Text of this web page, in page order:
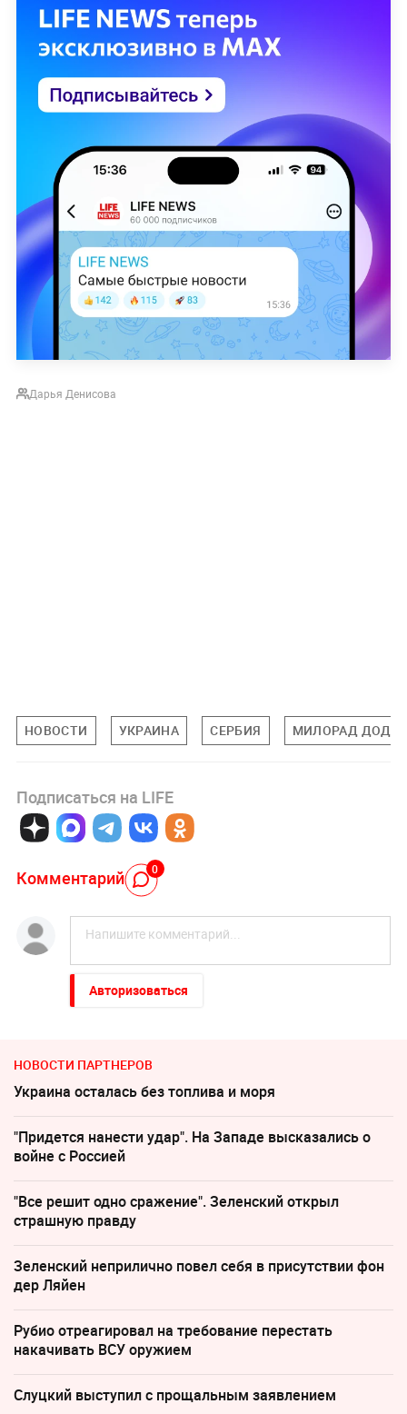
Дарья Денисова
НОВОСТИ УКРАИНА СЕРБИЯ МИЛОРАД
Подписаться на LIFE
Комментарий 0
Авторизоваться
НОВОСТИ ПАРТНЕРОВ
Украина осталась без топлива и моря
"Придется нанести удар". На Западе высказались о
войне с Россией
"Все решит одно сражение". Зеленский открыл
страшную правду
Зеленский неприлично повел cебя в присутствии фон
дер Ляйен
Рубио отреагировал на требование перестать
накачивать ВСУ оружием
Слуцкий выступил с прощальным заявлением